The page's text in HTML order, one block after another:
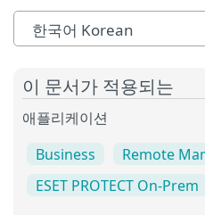
한국어 Korean
이 문서가 적용되는
애플리케이션
Business
Remote
ESET PROTECT On-Prem